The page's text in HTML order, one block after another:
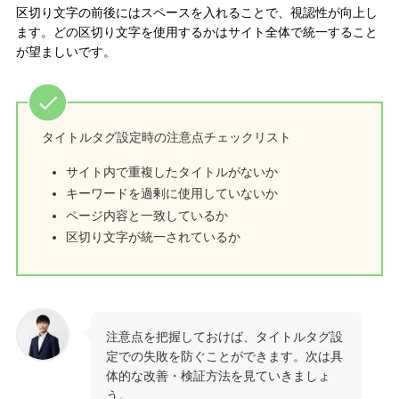
区切り文字の前後にはスペースを入れることで、視認性が向上し
ます。どの区切り文字を使用するかはサイト全体で統一すること
が望ましいです。
タイトルタグ設定時の注意点チェックリスト
サイト内で重複したタイトルがないか
キーワードを過剰に使用していないか
ページ内容と一致しているか
区切り文字が統一されているか
注意点を把握しておけば、タイトルタグ設
定での失敗を防ぐことができます。次は具
体的な改善・検証方法を見ていきましょ
う。